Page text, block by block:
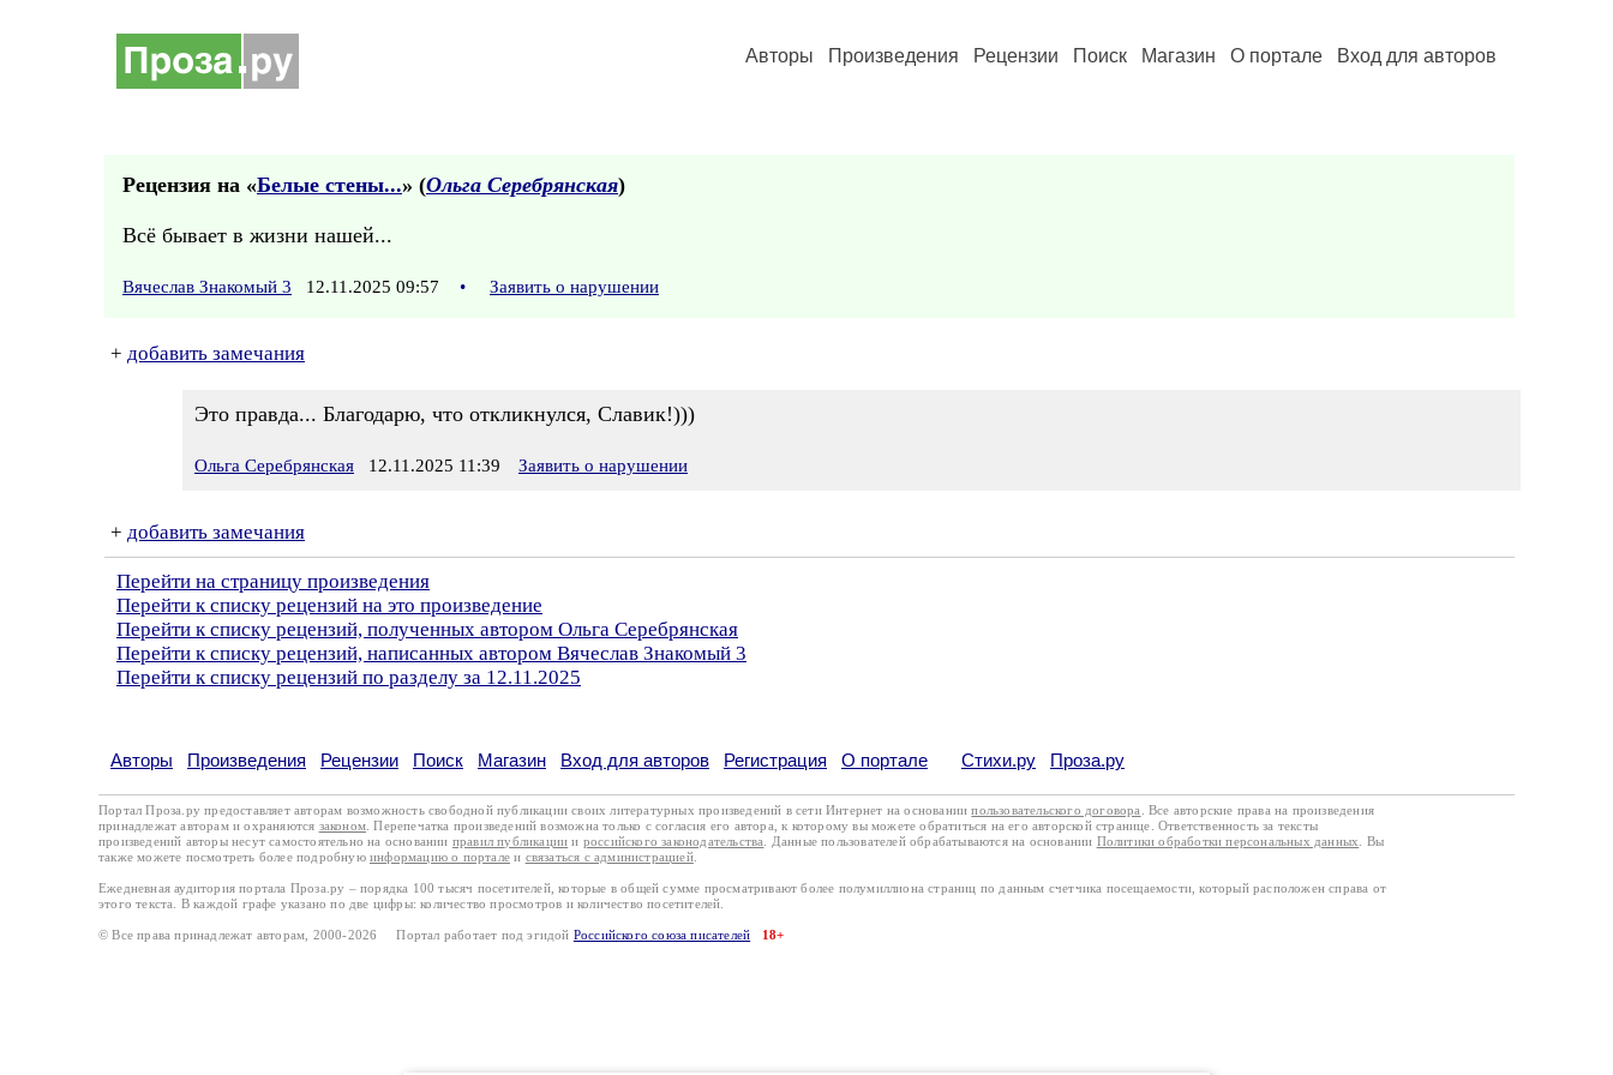
Авторы Произведения Рецензии Поиск Магазин О портале Вход для авторов
Рецензия на «Белые стены...» (Ольга Серебрянская)
Всё бывает в жизни нашей...
Вячеслав Знакомый 3 12.11.2025 09:57 • Заявить о нарушении
+ добавить замечания
Это правда... Благодарю, что откликнулся, Славик!)))
Ольга Серебрянская 12.11.2025 11:39 Заявить о нарушении
+ добавить замечания
Перейти на страницу произведения
Перейти к списку рецензий на это произведение
Перейти к списку рецензий, полученных автором Ольга Серебрянская
Перейти к списку рецензий, написанных автором Вячеслав Знакомый 3
Перейти к списку рецензий по разделу за 12.11.2025
Авторы Произведения Рецензии Поиск Магазин Вход для авторов Регистрация О портале Стихи.ру Проза.ру
Портал Проза.ру предоставляет авторам возможность свободной публикации своих литературных произведений в сети Интернет на основаниипользовательского договора
. Все авторские права на произведения
принадлежат авторам и охраняются законом . Перепечатка произведений возможна только с согласия его автора, к которому вы можете обратиться на его авторской странице. Ответственность за тексты
произведений авторы несут самостоятельно на основании правил публикации и российского законодательства . Данные пользователей обрабатываются на основании Политики обработки персональных данных
. Вы
также можете посмотреть более подробную информацию о портале и связаться с администрацией.
Ежедневная аудитория портала Проза.ру – порядка 100 тысяч посетителей, которые в общей сумме просматривают более полумиллиона страниц по данным счетчика посещаемости, который расположен справа от
этого текста. В каждой графе указано по две цифры: количество просмотров и количество посетителей.
© Все права принадлежат авторам, 2000-2026 Портал работает под эгидой Российского союза писателей 18+